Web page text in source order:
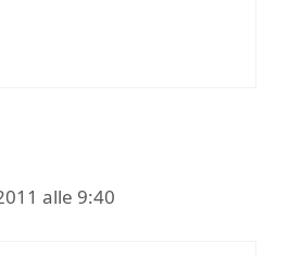
alle 9:40